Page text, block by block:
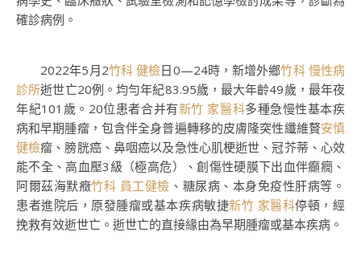
確診病例。
2022年5月2竹科 健檢日0—24時，新增外鄉竹科 慢性病
診所逝世亡20例。均勻年紀83.95歲，最大年齡49歲，最年夜
年紀101歲。20位患者合并有新竹 家醫科多種急慢性基本疾
病和早期腫瘤，包含伴全身普遍轉移的皮膚隆突性纖維贅安慎
健檢瘤、膀胱癌、鼻咽癌以及急性心肌梗逝世、冠芥蒂、心效
能不全、高血壓3級（極高危）、創傷性硬膜下出血伴癲癇、
阿爾茲海默癥竹科 員工健檢 、糖尿病、本身免疫性肝病等。
患者進院后，原發腫瘤或基本疾病敏捷新竹 家醫科停頓，經
挽救有效逝世亡。逝世亡的直接緣由為早期腫瘤或基本疾病。